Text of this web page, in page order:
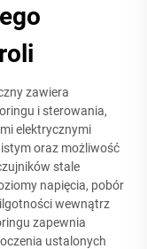
zawiera
i sterowania,
elektrycznymi
oraz możliwość
stale
napięcia, pobór
wewnątrz
zapewnia
ustalonych